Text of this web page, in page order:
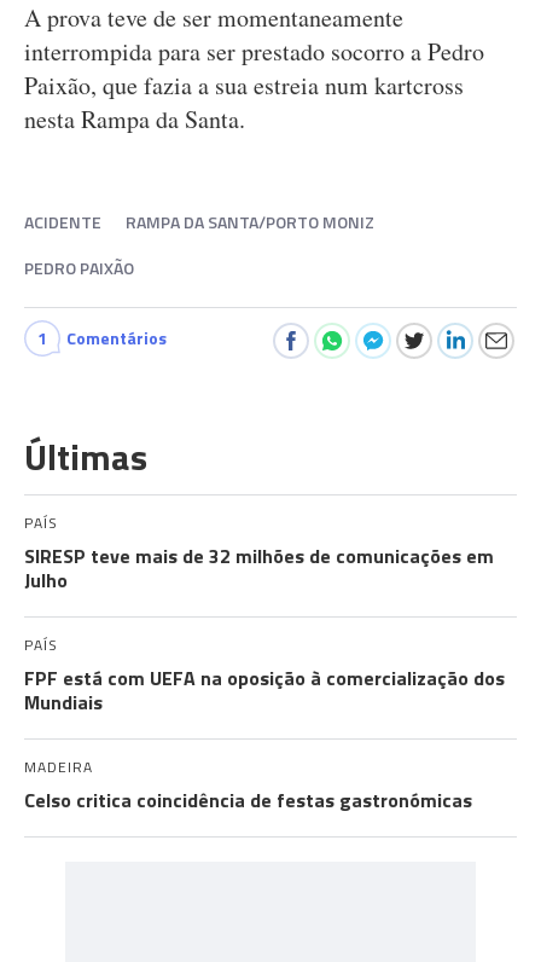
A prova teve de ser momentaneamente
interrompida para ser prestado socorro a Pedro
Paixão, que fazia a sua estreia num kartcross
nesta Rampa da Santa.
ACIDENTE
RAMPA DA SANTA/PORTO MONIZ
PEDRO PAIXÃO
1 Comentários
Últimas
PAÍS
SIRESP teve mais de 32 milhões de comunicações em
Julho
PAÍS
FPF está com UEFA na oposição à comercialização dos
Mundiais
MADEIRA
Celso critica coincidência de festas gastronómicas